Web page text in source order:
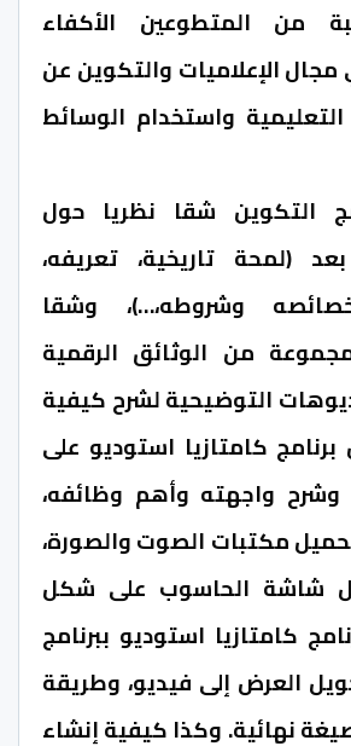
من المتطوعين الأكفاء
الإعلاميات والتكوين عن
واستخدام الوسائط
التكوين شقا نظريا حول
(لمحة تاريخية، تعريفه،
وشروطه،…)، وشقا
من الوثائق الرقمية
التوضيحية لشرح كيفية
كامتازيا استوديو على
وشرح واجهته وأهم وظائفه،
مكتبات الصوت والصورة،
شاشة الحاسوب على شكل
كامتازيا استوديو ببرنامج
العرض إلى فيديو، وطريقة
نهائية. وكذا كيفية إنشاء